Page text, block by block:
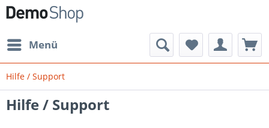
Menü
Hilfe / Support
Hilfe / Support